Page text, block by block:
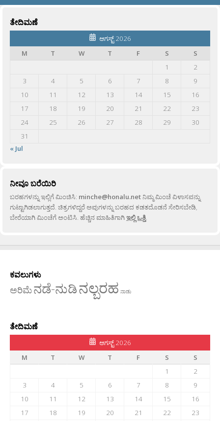
ತೇದಿಮಣೆ
ಆಗಸ್ಟ್ 2026
M
T W T F S
S
1
2
3
4 5 6 7 8
9
10
11 12 13 14 15
16
17
18 19 20 21 22
23
24
25 26 27 28 29
30
31
« Jul
ನೀವೂ ಬರೆಯಿರಿ
ಬರಹಗಳನ್ನು ಇಲ್ಲಿಗೆ ಮಿಂಚಿಸಿ: minche@honalu.netನಿಮ್ಮ ಮಿಂಚೆ ವಿಳಾಸವನ್ನು
ಗುಟ್ಟಾಗಿಡಲಾಗುತ್ತದೆ. ಚಿತ್ರಗಳಿದ್ದರೆ ಅವುಗಳನ್ನು ಬರಹದ ಕಡತದೊಡನೆ ಸೇರಿಸಬೇಡಿ,
ಬೇರೆಯಾಗಿ ಮಿಂಚೆಗೆ ಅಂಟಿಸಿ. ಹೆಚ್ಚಿನ ಮಾಹಿತಿಗಾಗಿಇಲ್ಲಿ ಒತ್ತಿ.
ಕವಲುಗಳು
ಅರಿಮೆನಡೆ-ನುಡಿನಲ್ಬರಹ ನಾಡು
ತೇದಿಮಣೆ
ಆಗಸ್ಟ್ 2026
M
T W T F S
S
1
2
3
4 5 6 7 8
9
10
11 12 13 14 15
16
17
18 19 20 21 22
23